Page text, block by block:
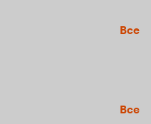
Все
Все